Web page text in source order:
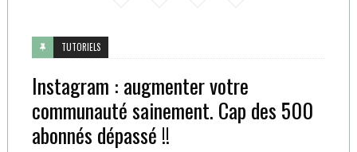
TUTORIELS
Instagram : augmenter votre
communauté sainement. Cap des 500
abonnés dépassé !!